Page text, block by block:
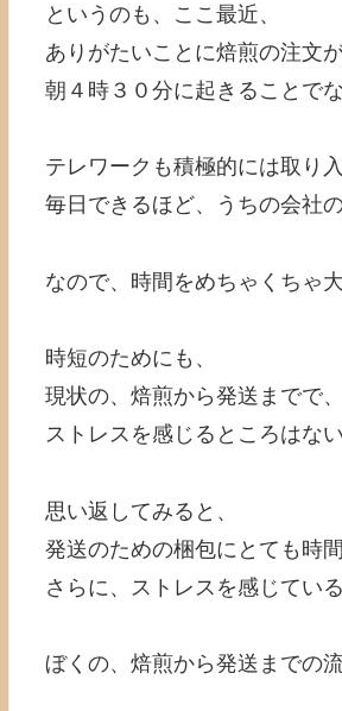
というのも、ここ最近、
ありがたいことに焙煎の注文
朝４時３０分に起きることで
テレワークも積極的には取り
毎日できるほど、うちの会社
なので、時間をめちゃくちゃ
時短のためにも、
現状の、焙煎から発送までで
ストレスを感じるところはな
思い返してみると、
発送のための梱包にとても時間
さらに、ストレスを感じてい
ぼくの、焙煎から発送までの